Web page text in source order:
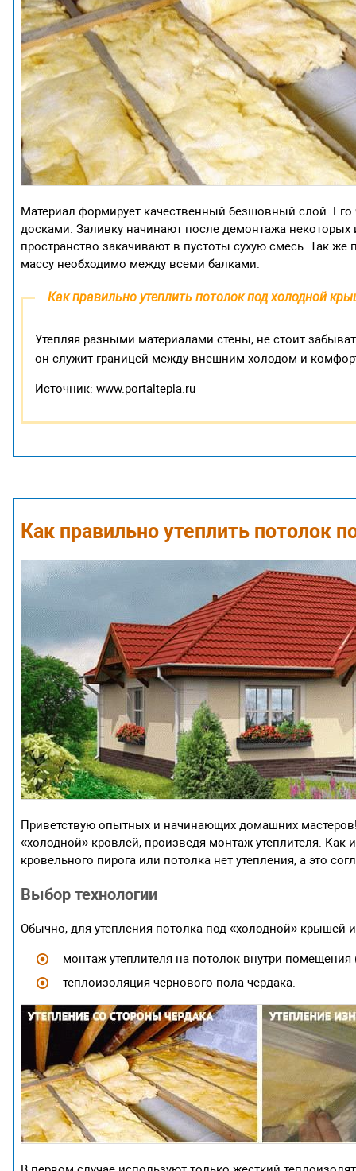
Материал формирует качественный безшовный слой.
досками. Заливку начинают после демонтажа
пространство закачивают в пустоты сухую смесь. Так
массу необходимо между всеми балками.
Как правильно утеплить потолок под холодной
Утепляя разными материалами стены, не стоит
он служит границей между внешним холодом и
Источник: www.portaltepla.ru
Как правильно утеплить потолок
Приветствую опытных и начинающих домашних
«холодной» кровлей, произведя монтаж утеплителя. Как
кровельного пирога или потолка нет утепления, а это
Выбор технологии
Обычно, для утепления потолка под «холодной» крышей
монтаж утеплителя на потолок внутри
теплоизоляция чернового пола чердака.